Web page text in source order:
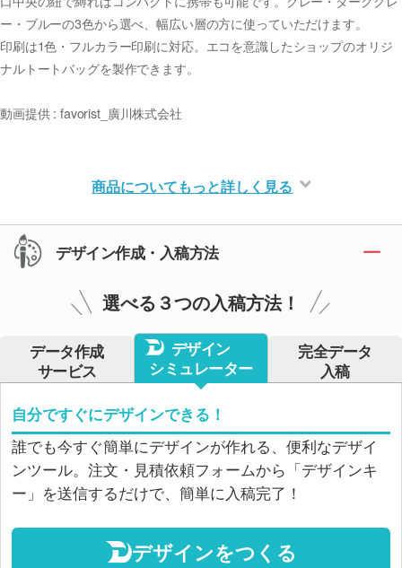
ー・ブルーの3色から選べ、幅広い層の方に使っていただけます。
印刷は1色・フルカラー印刷に対応。エコを意識したショップのオリジ
ナルトートバッグを製作できます。
動画提供 : favorist_廣川株式会社
商品についてもっと詳しく見る
デザイン作成・入稿方法
選べる３つの入稿方法！
データ作成
サービス
デザイン
シミュレーター
完全データ
入稿
自分ですぐにデザインできる！
誰でも今すぐ簡単にデザインが作れる、便利なデザイ
ンツール。注文・見積依頼フォームから「デザインキ
ー」を送信するだけで、簡単に入稿完了！
デザインをつくる